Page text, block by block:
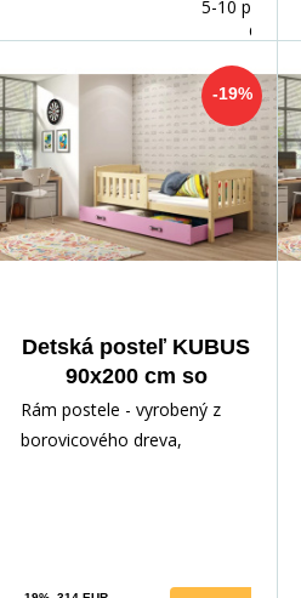
5-10 prac.
dnů
-19%
Detská posteľ KUBUS
90x200 cm so
zásuvkou, s
matracom,
Rám postele - vyrobený z
borovicového dreva,